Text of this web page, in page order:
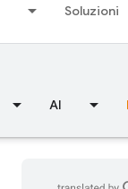
Soluzioni
AI